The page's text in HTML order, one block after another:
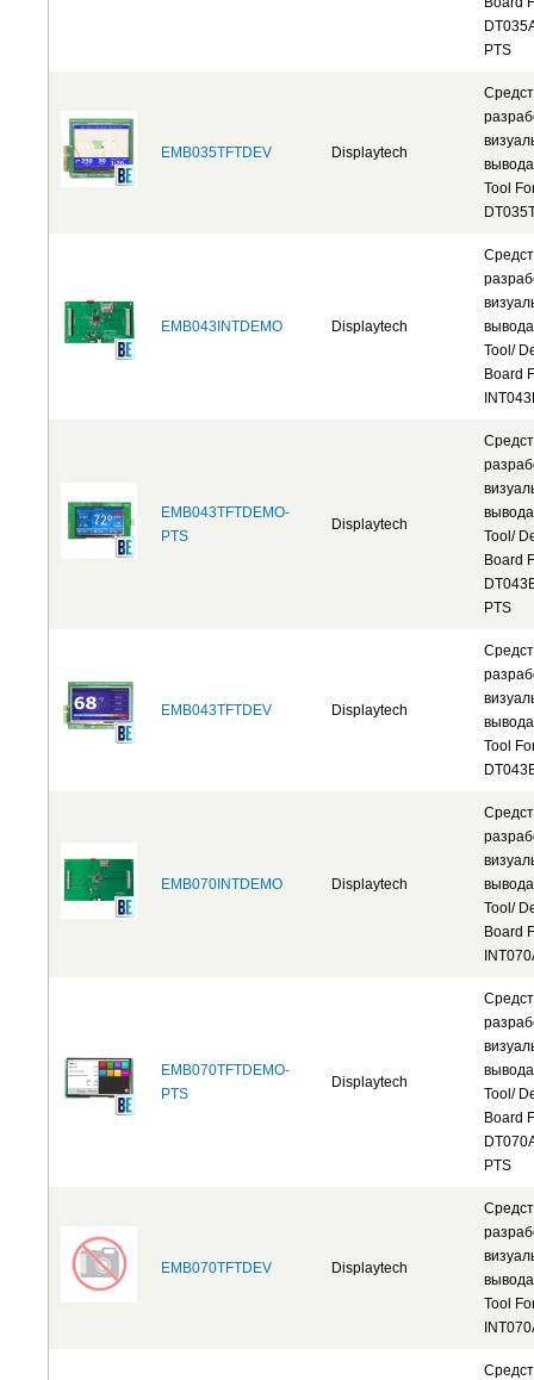
PTS
EMB035TFTDEV Displaytech
Tool
EMB043INTDEMO Displaytech
Tool/
Board
EMB043TFTDEMO-
PTS
Displaytech
Tool/
Board
PTS
EMB043TFTDEV Displaytech
Tool
EMB070INTDEMO Displaytech
Tool/
Board
EMB070TFTDEMO-
PTS
Displaytech
Tool/
Board
PTS
EMB070TFTDEV Displaytech
Tool